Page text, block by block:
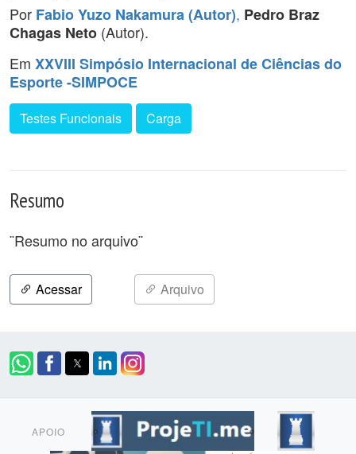
Por Fabio Yuzo Nakamura (Autor), Pedro Braz
Chagas Neto (Autor).
Em XXVIII Simpósio Internacional de Ciências do
Esporte -SIMPOCE
Testes Funcionais Carga
Resumo
¨Resumo no arquivo¨
Acessar Arquivo
APOIO